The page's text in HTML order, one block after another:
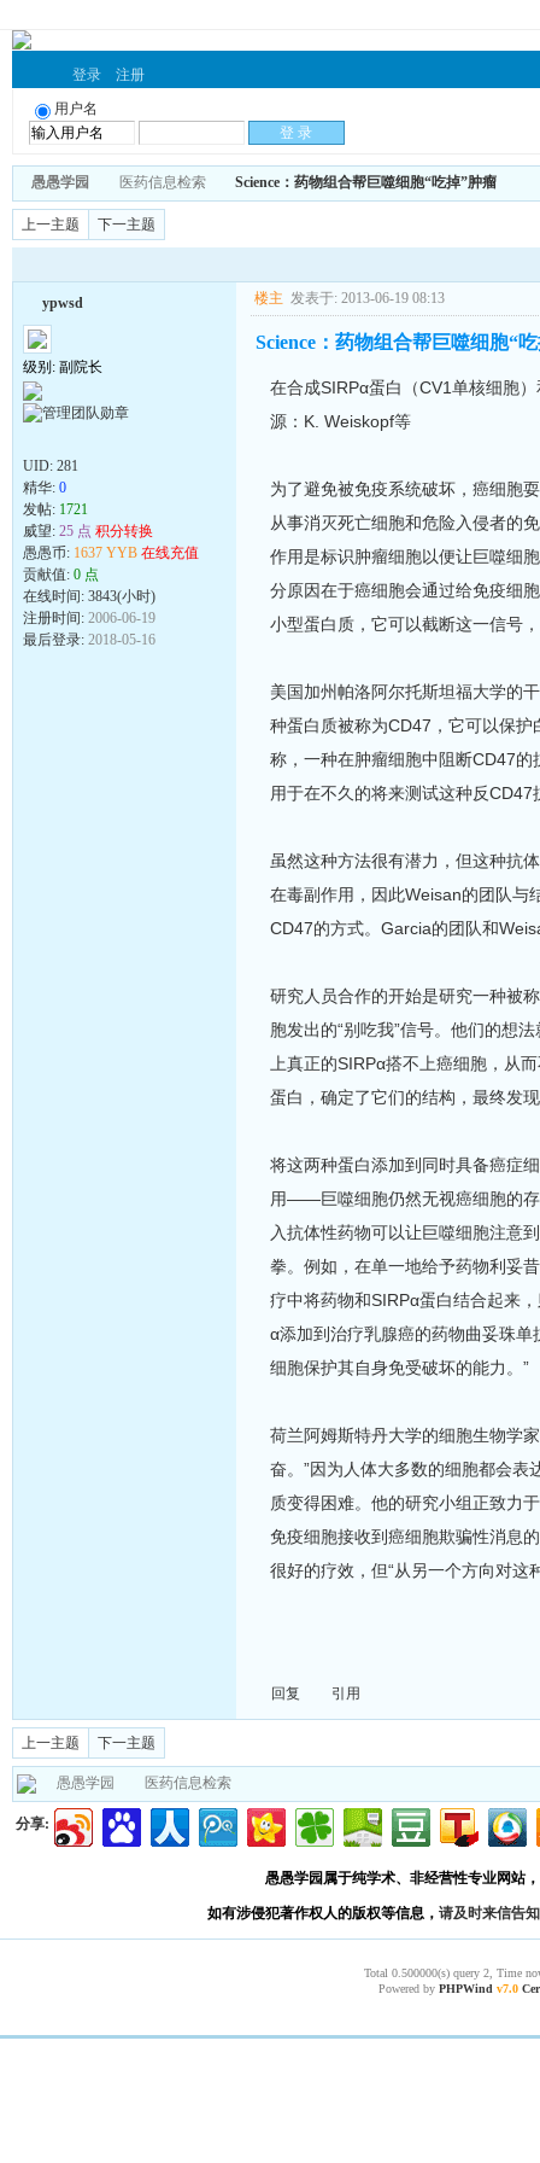
登录 注册
用户名
愚愚学园 医药信息检索 Science：药物组合帮巨噬细胞“吃掉”肿瘤
上一主题 下一主题
ypwsd
级别: 副院长
UID: 281
精华: 0
发帖: 1721
威望: 25 点 积分转换
愚愚币: 1637 YYB 在线充值
贡献值: 0 点
在线时间: 3843(小时)
注册时间: 2006-06-19
最后登录: 2018-05-16
楼主 发表于: 2013-06-19 08:13
Science：药物组合帮巨噬细胞“
在合成SIRPα蛋白（CV1单核细胞
源：K. Weiskopf等
为了避免被免疫系统破坏，癌细胞
从事消灭死亡细胞和危险入侵者的
作用是标识肿瘤细胞以便让巨噬细
分原因在于癌细胞会通过给免疫细
小型蛋白质，它可以截断这一信号
美国加州帕洛阿尔托斯坦福大学的
种蛋白质被称为CD47，它可以保
称，一种在肿瘤细胞中阻断CD47
用于在不久的将来测试这种反
虽然这种方法很有潜力，但这种抗
在毒副作用，因此Weisan的团队与
CD47的方式。Garcia的团队和
研究人员合作的开始是研究一种被
胞发出的“别吃我”信号。他们的想
上真正的SIRPα搭不上癌细胞，从
蛋白，确定了它们的结构，最终发
将这两种蛋白添加到同时具备癌症
用——巨噬细胞仍然无视癌细胞的
入抗体性药物可以让巨噬细胞注意
拳。例如，在单一地给予药物利妥
疗中将药物和SIRPα蛋白结合起来
α添加到治疗乳腺癌的药物曲妥珠
细胞保护其自身免受破坏的能力。”
荷兰阿姆斯特丹大学的细胞生物学
奋。”因为人体大多数的细胞都会
质变得困难。他的研究小组正致力
免疫细胞接收到癌细胞欺骗性消息
很好的疗效，但“从另一个方向对这
回复 引用
上一主题 下一主题
愚愚学园 医药信息检索
分享:
愚愚学园属于纯学术、非经营性专业网站
如有涉侵犯著作权人的版权等信息， 请及时来信告知
Total 0.500000(s) query 2, Time
Powered by PHPWind v7.0